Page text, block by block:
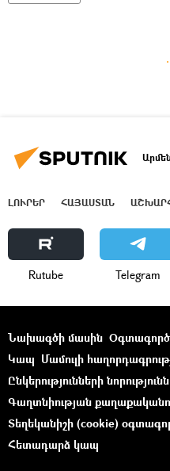
ԼՈՒՐԵՐ ՀԱՅԱՍՏԱՆ
Rutube Telegram
Նախագծի մասին
Կապ Մամուլի
Ընկերությունների
Գաղտնիության
Տեղեկանիշի (cookie)
Հետադարձ կապ